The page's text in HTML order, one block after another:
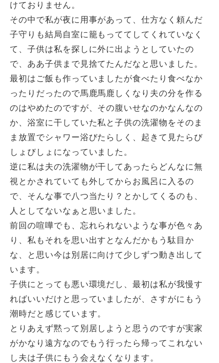
けておりません。
その中で私が夜に用事があって、仕方なく頼んだ
子守りも結局自室に籠もっててしてくれていなく
て、子供は私を探しに外に出ようとしていたの
で、ああ子供まで見捨てたんだなと思いました。
最初はご飯も作っていましたが食べたり食べなか
ったりだったので馬鹿馬鹿しくなり夫の分を作る
のはやめたのですが、その腹いせなのかなんなの
か、浴室に干していた私と子供の洗濯物をそのま
ま放置でシャワー浴びたらしく、起きて見たらび
しょびしょになっていました。
逆に私は夫の洗濯物が干してあったらどんなに無
視とかされていても外してからお風呂に入るの
で、そんな事で八つ当たり？とかしてくるのも、
人としてないなぁと思いました。
前回の喧嘩でも、忘れられないような事が色々あ
り、私もそれを思い出すとなんだかもう駄目か
な、と思い今は別居に向けて少しずつ動き出して
います。
子供にとっても悪い環境だし、最初は私が我慢す
ればいいだけと思っていましたが、さすがにもう
潮時だと感じています。
とりあえず黙って別居しようと思うのですが実家
がかなり遠方なのでもう行ったら帰ってこれない
し夫は子供にもう会えなくなります。